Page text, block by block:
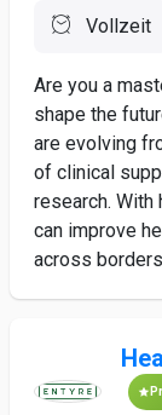
Vollzeit
Are you a
shape the
are evolving
of clinical
research. With
can improve
across